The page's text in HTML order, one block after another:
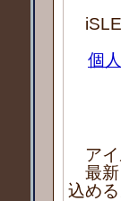
個
アイ
最新
込め